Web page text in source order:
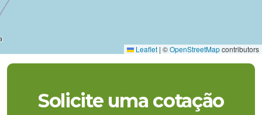
Leaflet | ©OpenStreetMapcontributors
Solicite uma cotação